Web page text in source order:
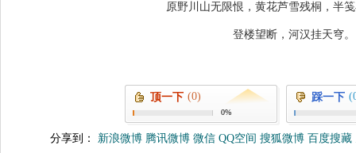
原野川山无限恨，黄花芦雪残桐，半
登楼望断，河汉挂天穹。
顶一下 (0)
0%
踩一下
分享到： 新浪微博 腾讯微博 微信 QQ空间 搜狐微博 百度搜藏